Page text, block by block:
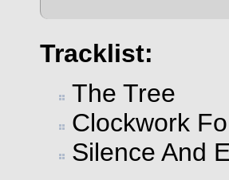
Tracklist:
The Tree
Clockwork
Silence And